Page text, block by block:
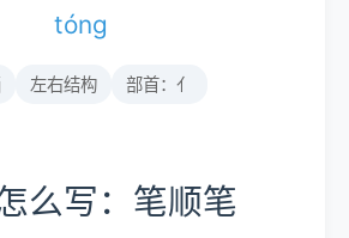
tóng
左右结构 部首：亻
么写：笔顺笔